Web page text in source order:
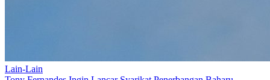
Lain-Lain